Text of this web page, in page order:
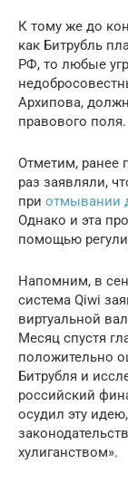
К тому же до
как Битрубль
РФ, то любые
Архипова,
правового поля.
Отметим, ранее
раз заявляли,
при отмывании
Однако и эта
помощью
Напомним, в
система Qiwi
виртуальной
Месяц спустя
положительно
Битрубля и
российский
осудил эту
хулиганством».